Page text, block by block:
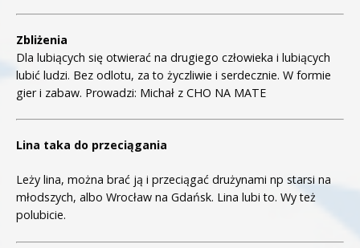
Zbliżenia
Dla lubiących się otwierać na drugiego człowieka i lubiących
lubić ludzi. Bez odlotu, za to życzliwie i serdecznie. W formie
gier i zabaw. Prowadzi: Michał z CHO NA MATE
Lina taka do przeciągania
Leży lina, można brać ją i przeciągać drużynami np starsi na
młodszych, albo Wrocław na Gdańsk. Lina lubi to. Wy też
polubicie.